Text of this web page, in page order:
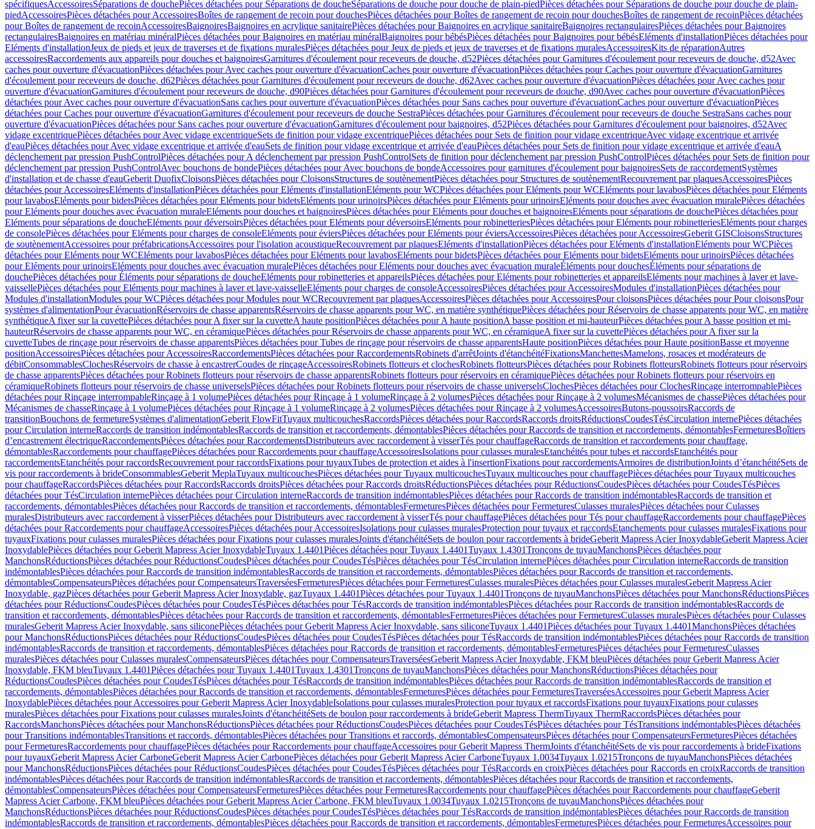
spécifiquesAccessoiresSéparations de douchePièces détachées pour Séparations de doucheSéparations de douche pour douche de plain-piedPièces détachées pour Séparations de douche pour douche de plain-
piedAccessoiresPièces détachées pour AccessoiresBoîtes de rangement de recoin pour douchesPièces détachées pour Boîtes de rangement de recoin pour douchesBoîtes de rangement de recoinPièces détachées
pour Boîtes de rangement de recoinAccessoiresBaignoiresBaignoires en acrylique sanitairePièces détachées pour Baignoires en acrylique sanitaireBaignoires rectangulairesPièces détachées pour Baignoires
rectangulairesBaignoires en matériau minéralPièces détachées pour Baignoires en matériau minéralBaignoires pour bébésPièces détachées pour Baignoires pour bébésEléments d'installationPièces détachées pour
Eléments d'installationJeux de pieds et jeux de traverses et de fixations muralesPièces détachées pour Jeux de pieds et jeux de traverses et de fixations muralesAccessoiresKits de réparationAutres
accessoiresRaccordements aux appareils pour douches et baignoiresGarnitures d'écoulement pour receveurs de douche, d52Pièces détachées pour Garnitures d'écoulement pour receveurs de douche, d52Avec
caches pour ouverture d'évacuationPièces détachées pour Avec caches pour ouverture d'évacuationCaches pour ouverture d'évacuationPièces détachées pour Caches pour ouverture d'évacuationGarnitures
d'écoulement pour receveurs de douche, d62Pièces détachées pour Garnitures d'écoulement pour receveurs de douche, d62Avec caches pour ouverture d'évacuationPièces détachées pour Avec caches pour
ouverture d'évacuationGarnitures d'écoulement pour receveurs de douche, d90Pièces détachées pour Garnitures d'écoulement pour receveurs de douche, d90Avec caches pour ouverture d'évacuationPièces
détachées pour Avec caches pour ouverture d'évacuationSans caches pour ouverture d'évacuationPièces détachées pour Sans caches pour ouverture d'évacuationCaches pour ouverture d'évacuationPièces
détachées pour Caches pour ouverture d'évacuationGarnitures d'écoulement pour receveurs de douche SestraPièces détachées pour Garnitures d'écoulement pour receveurs de douche SestraSans caches pour
ouverture d'évacuationPièces détachées pour Sans caches pour ouverture d'évacuationGarnitures d'écoulement pour baignoires, d52Pièces détachées pour Garnitures d'écoulement pour baignoires, d52Avec
vidage excentriquePièces détachées pour Avec vidage excentriqueSets de finition pour vidage excentriquePièces détachées pour Sets de finition pour vidage excentriqueAvec vidage excentrique et arrivée
d'eauPièces détachées pour Avec vidage excentrique et arrivée d'eauSets de finition pour vidage excentrique et arrivée d'eauPièces détachées pour Sets de finition pour vidage excentrique et arrivée d'eauA
déclenchement par pression PushControlPièces détachées pour A déclenchement par pression PushControlSets de finition pour déclenchement par pression PushControlPièces détachées pour Sets de finition pour
déclenchement par pression PushControlAvec bouchons de bondePièces détachées pour Avec bouchons de bondeAccessoires pour garnitures d'écoulement pour baignoiresSets de raccordementSystèmes
d'installation et de chasse d'eauGeberit DuofixCloisonsPièces détachées pour CloisonsStructures de soutènementPièces détachées pour Structures de soutènementRecouvrement par plaquesAccessoiresPièces
détachées pour AccessoiresEléments d'installationPièces détachées pour Eléments d'installationEléments pour WCPièces détachées pour Eléments pour WCEléments pour lavabosPièces détachées pour Eléments
pour lavabosEléments pour bidetsPièces détachées pour Eléments pour bidetsEléments pour urinoirsPièces détachées pour Eléments pour urinoirsEléments pour douches avec évacuation muralePièces détachées
pour Eléments pour douches avec évacuation muraleEléments pour douches et baignoiresPièces détachées pour Eléments pour douches et baignoiresEléments pour séparations de douchePièces détachées pour
Eléments pour séparations de doucheEléments pour déversoirsPièces détachées pour Eléments pour déversoirsEléments pour robinetteriesPièces détachées pour Eléments pour robinetteriesEléments pour charges
de consolePièces détachées pour Eléments pour charges de consoleEléments pour éviersPièces détachées pour Eléments pour éviersAccessoiresPièces détachées pour AccessoiresGeberit GISCloisonsStructures
de soutènementAccessoires pour préfabricationsAccessoires pour l'isolation acoustiqueRecouvrement par plaquesEléments d'installationPièces détachées pour Eléments d'installationEléments pour WCPièces
détachées pour Eléments pour WCEléments pour lavabosPièces détachées pour Eléments pour lavabosEléments pour bidetsPièces détachées pour Eléments pour bidetsEléments pour urinoirsPièces détachées
pour Eléments pour urinoirsEléments pour douches avec évacuation muralePièces détachées pour Eléments pour douches avec évacuation muraleÉléments pour douchesÉléments pour séparations de
douchePièces détachées pour Éléments pour séparations de doucheEléments pour robinetteries et appareilsPièces détachées pour Eléments pour robinetteries et appareilsEléments pour machines à laver et lave-
vaissellePièces détachées pour Eléments pour machines à laver et lave-vaisselleEléments pour charges de consoleAccessoiresPièces détachées pour AccessoiresModules d'installationPièces détachées pour
Modules d'installationModules pour WCPièces détachées pour Modules pour WCRecouvrement par plaquesAccessoiresPièces détachées pour AccessoiresPour cloisonsPièces détachées pour Pour cloisonsPour
systèmes d'alimentationPour évacuationRéservoirs de chasse apparentsRéservoirs de chasse apparents pour WC, en matière synthétiquePièces détachées pour Réservoirs de chasse apparents pour WC, en matière
synthétiqueA fixer sur la cuvettePièces détachées pour A fixer sur la cuvetteA haute positionPièces détachées pour A haute positionA basse position et mi-hauteurPièces détachées pour A basse position et mi-
hauteurRéservoirs de chasse apparents pour WC, en céramiquePièces détachées pour Réservoirs de chasse apparents pour WC, en céramiqueA fixer sur la cuvettePièces détachées pour A fixer sur la
cuvetteTubes de rinçage pour réservoirs de chasse apparentsPièces détachées pour Tubes de rinçage pour réservoirs de chasse apparentsHaute positionPièces détachées pour Haute positionBasse et moyenne
positionAccessoiresPièces détachées pour AccessoiresRaccordementsPièces détachées pour RaccordementsRobinets d'arrêtJoints d'étanchéitéFixationsManchettesMamelons, rosaces et modérateurs de
débitConsommablesClochesRéservoirs de chasse à encastrerCoudes de rinçageAccessoiresRobinets flotteurs et clochesRobinets flotteursPièces détachées pour Robinets flotteursRobinets flotteurs pour réservoirs
de chasse apparentsPièces détachées pour Robinets flotteurs pour réservoirs de chasse apparentsRobinets flotteurs pour réservoirs en céramiquePièces détachées pour Robinets flotteurs pour réservoirs en
céramiqueRobinets flotteurs pour réservoirs de chasse universelsPièces détachées pour Robinets flotteurs pour réservoirs de chasse universelsClochesPièces détachées pour ClochesRinçage interrompablePièces
détachées pour Rinçage interrompableRinçage à 1 volumePièces détachées pour Rinçage à 1 volumeRinçage à 2 volumesPièces détachées pour Rinçage à 2 volumesMécanismes de chassePièces détachées pour
Mécanismes de chasseRinçage à 1 volumePièces détachées pour Rinçage à 1 volumeRinçage à 2 volumesPièces détachées pour Rinçage à 2 volumesAccessoiresButons-poussoirsRaccords de
transitionBouchons de fermetureSystèmes d'alimentationGeberit FlowFitTuyaux multicouchesRaccordsPièces détachées pour RaccordsRaccords droitsRéductionsCoudesTésCirculation internePièces détachées
pour Circulation interneRaccords de transition indémontablesRaccords de transition et raccordements, démontablesPièces détachées pour Raccords de transition et raccordements, démontablesFermeturesBoîtiers
d’encastrement électriqueRaccordementsPièces détachées pour RaccordementsDistributeurs avec raccordement à visserTés pour chauffageRaccords de transition et raccordements pour chauffage,
démontablesRaccordements pour chauffagePièces détachées pour Raccordements pour chauffageAccessoiresIsolations pour culasses muralesEtanchéités pour tubes et raccordsEtanchéités pour
raccordementsEtanchéités pour raccordsRecouvrement pour raccordsFixations pour tuyauxTubes de protection et aides à l'insertionFixations pour raccordementsArmoires de distributionJoints d’étanchéitéSets de
vis pour raccordements à brideConsommablesGeberit MeplaTuyaux multicouchesPièces détachées pour Tuyaux multicouchesTuyaux multicouches pour chauffagePièces détachées pour Tuyaux multicouches
pour chauffageRaccordsPièces détachées pour RaccordsRaccords droitsPièces détachées pour Raccords droitsRéductionsPièces détachées pour RéductionsCoudesPièces détachées pour CoudesTésPièces
détachées pour TésCirculation internePièces détachées pour Circulation interneRaccords de transition indémontablesPièces détachées pour Raccords de transition indémontablesRaccords de transition et
raccordements, démontablesPièces détachées pour Raccords de transition et raccordements, démontablesFermeturesPièces détachées pour FermeturesCulasses muralesPièces détachées pour Culasses
muralesDistributeurs avec raccordement à visserPièces détachées pour Distributeurs avec raccordement à visserTés pour chauffagePièces détachées pour Tés pour chauffageRaccordements pour chauffagePièces
détachées pour Raccordements pour chauffageAccessoiresPièces détachées pour AccessoiresIsolations pour culasses muralesProtection pour tuyaux et raccordsEtanchements pour culasses muralesFixations pour
tuyauxFixations pour culasses muralesPièces détachées pour Fixations pour culasses muralesJoints d'étanchéitéSets de boulon pour raccordements à brideGeberit Mapress Acier InoxydableGeberit Mapress Acier
InoxydablePièces détachées pour Geberit Mapress Acier InoxydableTuyaux 1.4401Pièces détachées pour Tuyaux 1.4401Tuyaux 1.4301Tronçons de tuyauManchonsPièces détachées pour
ManchonsRéductionsPièces détachées pour RéductionsCoudesPièces détachées pour CoudesTésPièces détachées pour TésCirculation internePièces détachées pour Circulation interneRaccords de transition
indémontablesPièces détachées pour Raccords de transition indémontablesRaccords de transition et raccordements, démontablesPièces détachées pour Raccords de transition et raccordements,
démontablesCompensateursPièces détachées pour CompensateursTraverséesFermeturesPièces détachées pour FermeturesCulasses muralesPièces détachées pour Culasses muralesGeberit Mapress Acier
Inoxydable, gazPièces détachées pour Geberit Mapress Acier Inoxydable, gazTuyaux 1.4401Pièces détachées pour Tuyaux 1.4401Tronçons de tuyauManchonsPièces détachées pour ManchonsRéductionsPièces
détachées pour RéductionsCoudesPièces détachées pour CoudesTésPièces détachées pour TésRaccords de transition indémontablesPièces détachées pour Raccords de transition indémontablesRaccords de
transition et raccordements, démontablesPièces détachées pour Raccords de transition et raccordements, démontablesFermeturesPièces détachées pour FermeturesCulasses muralesPièces détachées pour Culasses
muralesGeberit Mapress Acier Inoxydable, sans siliconePièces détachées pour Geberit Mapress Acier Inoxydable, sans siliconeTuyaux 1.4401Pièces détachées pour Tuyaux 1.4401ManchonsPièces détachées
pour ManchonsRéductionsPièces détachées pour RéductionsCoudesPièces détachées pour CoudesTésPièces détachées pour TésRaccords de transition indémontablesPièces détachées pour Raccords de transition
indémontablesRaccords de transition et raccordements, démontablesPièces détachées pour Raccords de transition et raccordements, démontablesFermeturesPièces détachées pour FermeturesCulasses
muralesPièces détachées pour Culasses muralesCompensateursPièces détachées pour CompensateursTraverséesGeberit Mapress Acier Inoxydable, FKM bleuPièces détachées pour Geberit Mapress Acier
Inoxydable, FKM bleuTuyaux 1.4401Pièces détachées pour Tuyaux 1.4401Tuyaux 1.4301Tronçons de tuyauManchonsPièces détachées pour ManchonsRéductionsPièces détachées pour
RéductionsCoudesPièces détachées pour CoudesTésPièces détachées pour TésRaccords de transition indémontablesPièces détachées pour Raccords de transition indémontablesRaccords de transition et
raccordements, démontablesPièces détachées pour Raccords de transition et raccordements, démontablesFermeturesPièces détachées pour FermeturesTraverséesAccessoires pour Geberit Mapress Acier
InoxydablePièces détachées pour Accessoires pour Geberit Mapress Acier InoxydableIsolations pour culasses muralesProtection pour tuyaux et raccordsFixations pour tuyauxFixations pour culasses
muralesPièces détachées pour Fixations pour culasses muralesJoints d'étanchéitéSets de boulon pour raccordements à brideGeberit Mapress ThermTuyaux ThermRaccordsPièces détachées pour
RaccordsManchonsPièces détachées pour ManchonsRéductionsPièces détachées pour RéductionsCoudesPièces détachées pour CoudesTésPièces détachées pour TésTransitions indémontablesPièces détachées
pour Transitions indémontablesTransitions et raccords, démontablesPièces détachées pour Transitions et raccords, démontablesCompensateursPièces détachées pour CompensateursFermeturesPièces détachées
pour FermeturesRaccordements pour chauffagePièces détachées pour Raccordements pour chauffageAccessoires pour Geberit Mapress ThermJoints d'étanchéitéSets de vis pour raccordements à brideFixations
pour tuyauxGeberit Mapress Acier CarboneGeberit Mapress Acier CarbonePièces détachées pour Geberit Mapress Acier CarboneTuyaux 1.0034Tuyaux 1.0215Tronçons de tuyauManchonsPièces détachées
pour ManchonsRéductionsPièces détachées pour RéductionsCoudesPièces détachées pour CoudesTésPièces détachées pour TésRaccords en croixPièces détachées pour Raccords en croixRaccords de transition
indémontablesPièces détachées pour Raccords de transition indémontablesRaccords de transition et raccordements, démontablesPièces détachées pour Raccords de transition et raccordements,
démontablesCompensateursPièces détachées pour CompensateursFermeturesPièces détachées pour FermeturesRaccordements pour chauffagePièces détachées pour Raccordements pour chauffageGeberit
Mapress Acier Carbone, FKM bleuPièces détachées pour Geberit Mapress Acier Carbone, FKM bleuTuyaux 1.0034Tuyaux 1.0215Tronçons de tuyauManchonsPièces détachées pour
ManchonsRéductionsPièces détachées pour RéductionsCoudesPièces détachées pour CoudesTésPièces détachées pour TésRaccords de transition indémontablesPièces détachées pour Raccords de transition
indémontablesRaccords de transition et raccordements, démontablesPièces détachées pour Raccords de transition et raccordements, démontablesFermeturesPièces détachées pour FermeturesAccessoires pour